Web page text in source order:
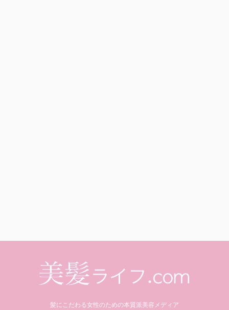
髪にこだわる女性のための本質派美容メディア